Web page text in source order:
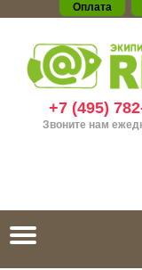
Оплата
+7 (495)
Звоните нам
Toggle
navigation